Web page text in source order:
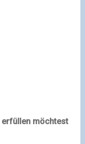
erfüllen möchtest